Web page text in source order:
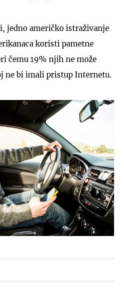
jedno američko istraživanje
koristi pametne
čemu 19% njih ne može
ne bi imali pristup Internetu.